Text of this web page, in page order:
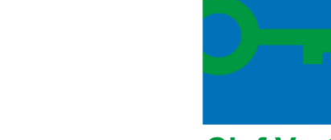
Entrez dans le monde du Spa THALGO, et vivez une
Offrez-vous un instant de détente au Spa de l’hôtel. Après